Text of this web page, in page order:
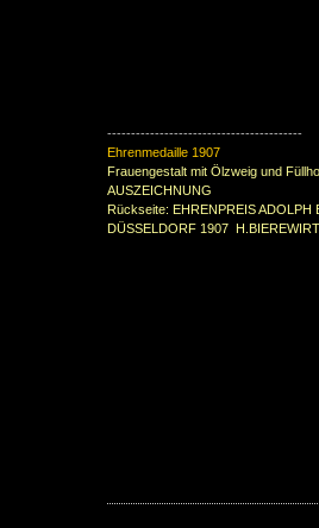
-----------------------------------------
Ehrenmedaille 1907
Frauengestalt mit Ölzweig und
AUSZEICHNUNG
Rückseite: EHRENPREIS ADOLPH
DÜSSELDORF 1907